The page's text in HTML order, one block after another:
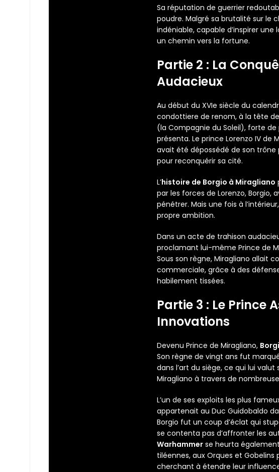
Sa réputation de guerrier
poudre. Malgré sa brutalité sur le
indéniable, capable d’inspirer
un chemin vers la fortune.
Partie 2 : La
Audacieux
Au début du XVIe siècle du
condottiere de renom, à la tête
(la Compagnie du Soleil), forte de
présenta. Le prince Lorenzo IV de
avait été dépossédé de son trône
pour reconquérir sa cité.
L’histoire de Borgio à Miragliano
par les forces de Lorenzo, Borgio,
pénétrer. Mais une fois à
propre ambition.
Dans un acte de trahison
proclamant lui-même Prince de
Sous son règne, Miragliano allait
commerciale, grâce à des
habilement tissées.
Partie 3 : Le Prince
Innovations
Devenu Prince de Miragliano,
Son règne de vingt ans fut
dans l’art du siège, ce qui lui
Miragliano à travers de
L’un de ses exploits les plus
appartenait au Duc Guidobaldo
Borgio fut un coup d’éclat qui
se contenta pas d’affronter les
Warhammer se heurta
tiléennes, aux Orques et
cherchant à étendre leur